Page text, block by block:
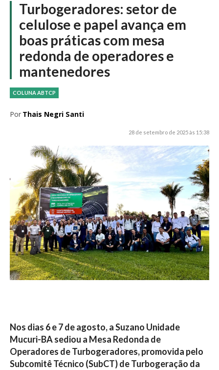
Turbogeradores: setor de
celulose e papel avança em
boas práticas com mesa
redonda de operadores e
mantenedores
COLUNA ABTCP
Por Thais Negri Santi
28 de setembro de 2025 às 15:38
Nos dias 6 e 7 de agosto, a Suzano Unidade
Mucuri-BA sediou a Mesa Redonda de
Operadores de Turbogeradores, promovida pelo
Subcomitê Técnico (SubCT) de Turbogeração da